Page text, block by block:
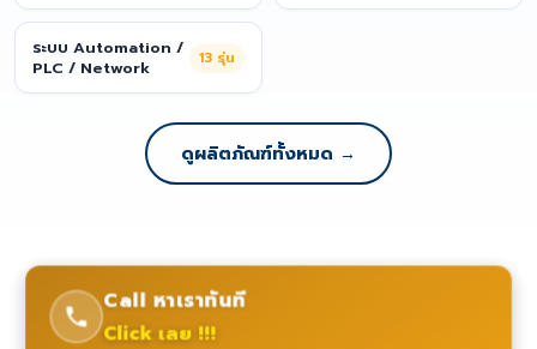
ระบบ Automation /
PLC / Network
13 รุ่น
ดูผลิตภัณฑ์ทั้งหมด →
Call หาเราทันที
Click เลย !!!